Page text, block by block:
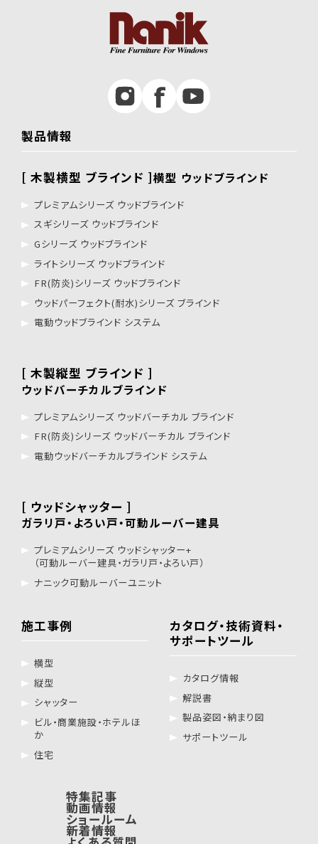
製品情報
[ 木製横型 ブラインド ]横型 ウッドブラインド
プレミアムシリーズ ウッドブラインド
スギシリーズ ウッドブラインド
Gシリーズ ウッドブラインド
ライトシリーズ ウッドブラインド
FR(防炎)シリーズ ウッドブラインド
ウッドパーフェクト(耐水)シリーズ ブラインド
電動ウッドブラインド システム
[ 木製縦型 ブラインド ]
ウッドバーチカルブラインド
プレミアムシリーズ ウッドバーチカル ブラインド
FR(防炎)シリーズ ウッドバーチカル ブラインド
電動ウッドバーチカルブラインド システム
[ ウッドシャッター ]
ガラリ戸・よろい戸・可動ルーバー建具
プレミアムシリーズ ウッドシャッター+
（可動ルーバー建具・ガラリ戸・よろい戸）
ナニック可動ルーバーユニット
施工事例
横型
縦型
シャッター
ビル・商業施設・ホテルほ
か
住宅
カタログ・技術資料・
サポートツール
カタログ情報
解説書
製品姿図・納まり図
サポートツール
特集記事
動画情報
ショールーム
新着情報